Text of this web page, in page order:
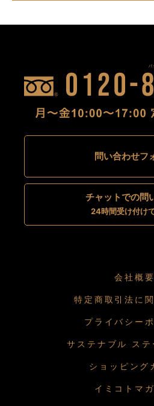
会社概要
特定商取引法に
プライバシー
サステナブル ステ
ショッピング
イミコトマ
問い合わせフ
チャットでの問
24時間受け付け